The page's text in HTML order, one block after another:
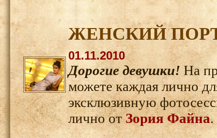
ЖЕНСКИЙ
01.11.2010
Дорогие девушки! На
можете каждая лично
эксклюзивную
лично отЗория Файна.